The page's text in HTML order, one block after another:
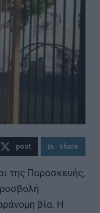
post share
της Παρασκευής,
βία. Η